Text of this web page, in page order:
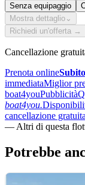
Senza equipaggio
Mostra dettaglio ⌄
Richiedi un'offerta →
Cancellazione
Prenota online
immediataMiglior
boat4youPubblicità
boat4you.
cancellazione
— Altri di questa
Potrebbe